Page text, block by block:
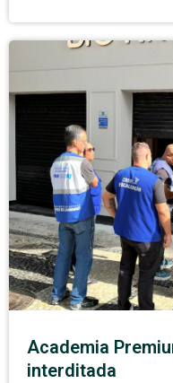
Academia
interditada